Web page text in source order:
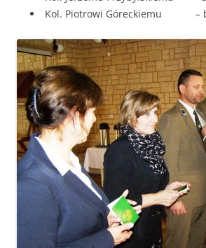
Kol. Piotrowi Góreckiemu –